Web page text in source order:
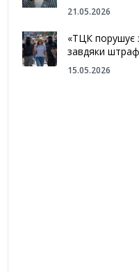
21.05.2026
«ТЦК порушує
завдяки
15.05.2026